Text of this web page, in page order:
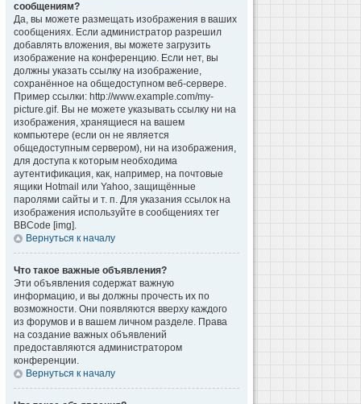
сообщениям?
Да, вы можете размещать изображения в ваших
сообщениях. Если администратор разрешил
добавлять вложения, вы можете загрузить
изображение на конференцию. Если нет, вы
должны указать ссылку на изображение,
сохранённое на общедоступном веб-сервере.
Пример ссылки: http://www.example.com/my-
picture.gif. Вы не можете указывать ссылку ни на
изображения, хранящиеся на вашем
компьютере (если он не является
общедоступным сервером), ни на изображения,
для доступа к которым необходима
аутентификация, как, например, на почтовые
ящики Hotmail или Yahoo, защищённые
паролями сайты и т. п. Для указания ссылок на
изображения используйте в сообщениях тег
BBCode [img].
Вернуться к началу
Что такое важные объявления?
Эти объявления содержат важную
информацию, и вы должны прочесть их по
возможности. Они появляются вверху каждого
из форумов и в вашем личном разделе. Права
на создание важных объявлений
предоставляются администратором
конференции.
Вернуться к началу